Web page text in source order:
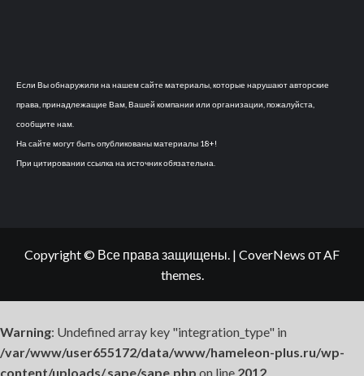
Если Вы обнаружили на нашем сайте материалы, которые нарушают авторские
права, принадлежащие Вам, Вашей компании или организации, пожалуйста,
сообщите нам.
На сайте могут быть опубликованы материалы 18+!
При цитировании ссылка на источник обязательна.
Copyright © Все права защищены. | CoverNews от AF
themes.
Warning: Undefined array key "integration_type" in
/var/www/user655172/data/www/hameleon-plus.ru/wp-
content/uploads/.sape/sape.php on line 2012